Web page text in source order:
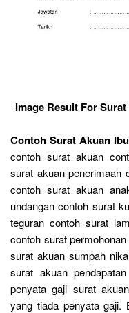
Image Result For
Contoh Surat Akuan
contoh surat akuan
surat akuan penerimaan
contoh surat akuan
undangan contoh surat
teguran contoh surat
contoh surat
surat akuan sumpah
surat akuan
penyata gaji surat
yang tiada penyata gaji.